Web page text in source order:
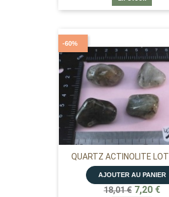
QUARTZ ACTINOLITE LOT
AJOUTER AU PANIER
18,01 € 7,20 €
-60%